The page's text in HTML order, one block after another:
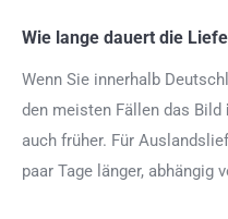
Wie lange dauert die
Wenn Sie innerhalb
den meisten Fällen das Bild
auch früher. Für
paar Tage länger, abhängig